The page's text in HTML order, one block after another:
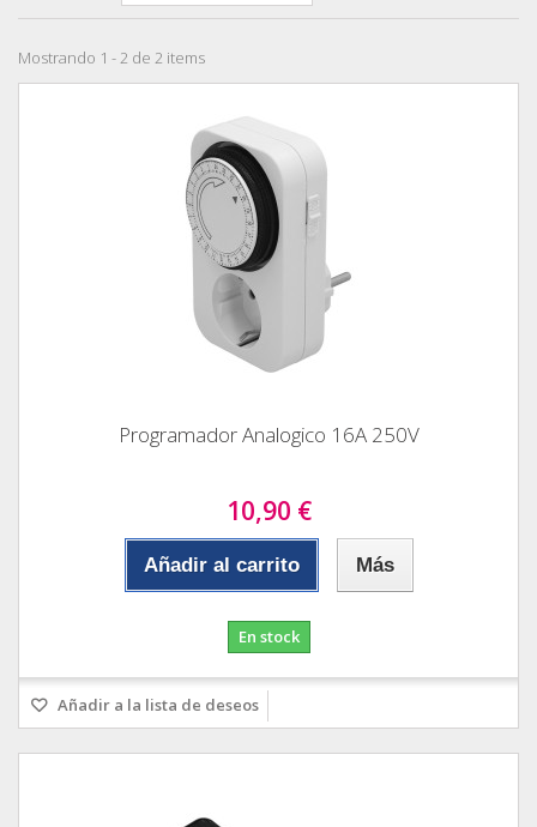
Mostrando 1 - 2 de 2 items
Programador Analogico 16A 250V
10,90 €
Añadir al carrito Más
En stock
Añadir a la lista de deseos